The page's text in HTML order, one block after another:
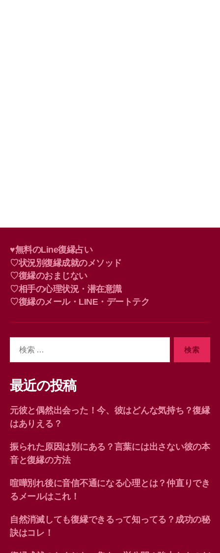
♥無料のLine復縁占い
♡状況別復縁成就のメソッド
♡復縁のおまじない
♡相手の心理状況・潜在意識
♡復縁のメール・LINE・デートテク
象:
最近の投稿
元彼と偶然出会った！今、彼はどんな気持ち？復縁
はありえる？
振られた原因は別にある？言葉には出さない彼の本
音と復縁の方法
喧嘩別れ後に音信不通になる心理とは？仲直りでき
るメールはこれ！
自然消滅しても復縁できるって知ってる？成功の秘
訣はコレ！